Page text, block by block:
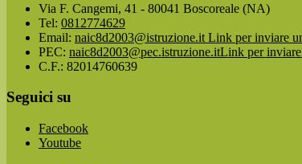
Via F. Cangemi, 41 - 80041 Boscoreale (NA)
Tel: 0812774629
Email: naic8d2003@istruzione.it Link per inviare
PEC: naic8d2003@pec.istruzione.itLink per
C.F.: 82014760639
Seguici su
Facebook
Youtube